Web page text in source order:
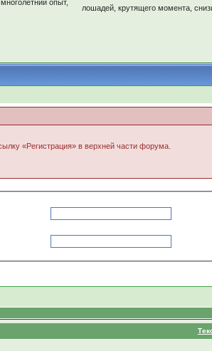
опыт,
лошадей, крутящего момента,
«Регистрация» в верхней части форума.